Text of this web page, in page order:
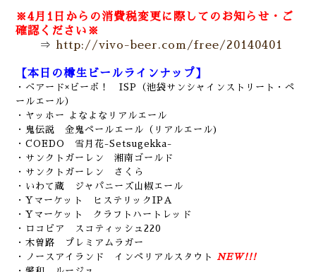
※4月1日からの消費税変更に際してのお知らせ・ご
確認ください※
⇒
http://vivo-beer.com/free/20140401
【本日の樽生ビールラインナップ】
・ベアード×ビーボ！ ISP（池袋サンシャインストリート・ペ
ールエール）
・ヤッホー よなよなリアルエール
・鬼伝説 金鬼ペールエール（リアルエール)
・COEDO 雪月花-Setsugekka-
・サンクトガーレン 湘南ゴールド
・サンクトガーレン さくら
・いわて蔵 ジャパニーズ山椒エール
・Yマーケット ヒステリックIPA
・Yマーケット クラフトハートレッド
・ロコビア スコティッシュ220
・木曽路 プレミアムラガー
・ノースアイランド インペリアルスタウト
NEW!!!